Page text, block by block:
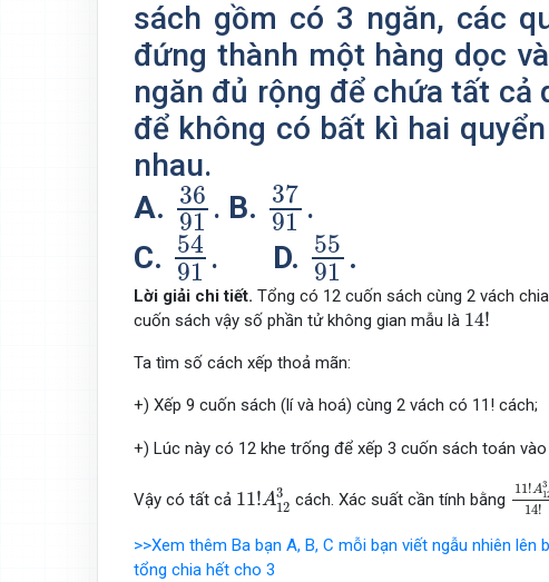
sách gồm có 3 ngăn, các
đứng thành một hàng dọc
ngăn đủ rộng để chứa tất cả
để không có bất kì hai
nhau.
A. 36
91
36 91
. B. 37
91
37
.
C. 54
91
54
. D. 55
91
55
.
Lời giải chi tiết. Tổng có 12 cuốn sách cùng 2 vách
cuốn sách vậy số phần tử không gian mẫu là 14!
14!
Ta tìm số cách xếp thoả mãn:
+) Xếp 9 cuốn sách (lí và hoá) cùng 2 vách có 11! cách;
+) Lúc này có 12 khe trống để xếp 3 cuốn sách toán
Vậy có tất cả 11!A3
12
11! A12 3
cách. Xác suất cần tính bằng
11 !A3
14!
11 A
>>Xem thêm Ba bạn A, B, C mỗi bạn viết ngẫu nhiên
tổng chia hết cho 3